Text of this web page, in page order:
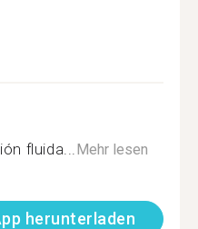
fluida...Mehr lesen
herunterladen